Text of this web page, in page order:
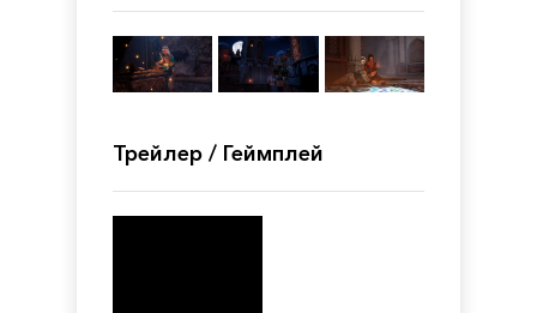
Трейлер / Геймплей